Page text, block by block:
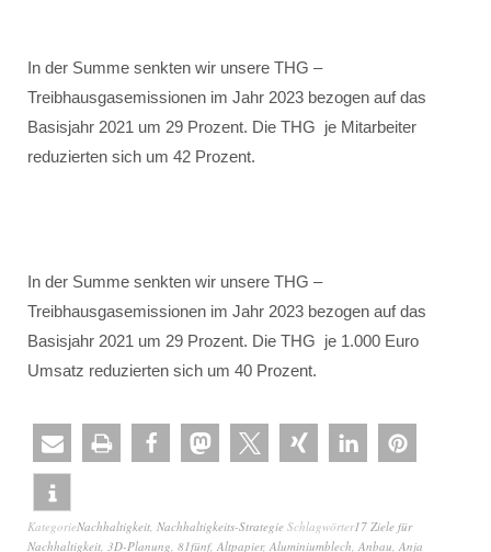
In der Summe senkten wir unsere THG –
Treibhausgasemissionen im Jahr 2023 bezogen auf das
Basisjahr 2021 um 29 Prozent. Die THG je Mitarbeiter
reduzierten sich um 42 Prozent.
In der Summe senkten wir unsere THG –
Treibhausgasemissionen im Jahr 2023 bezogen auf das
Basisjahr 2021 um 29 Prozent. Die THG je 1.000 Euro
Umsatz reduzierten sich um 40 Prozent.
KategorieNachhaltigkeit, Nachhaltigkeits-Strategie Schlagwörter17 Ziele für
Nachhaltigkeit, 3D-Planung, 81fünf, Altpapier, Aluminiumblech, Anbau, Anja